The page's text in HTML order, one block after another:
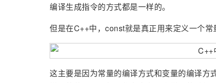
编译生成指令的方式都是一样的。
但是在C++中，const就是真正用来定义一个常
这主要是因为常量的编译方式和变量的编译方